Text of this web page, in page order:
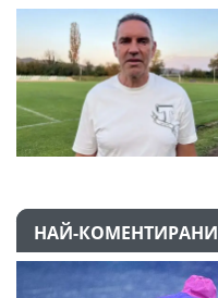
НАЙ-КОМЕНТИРАНИ